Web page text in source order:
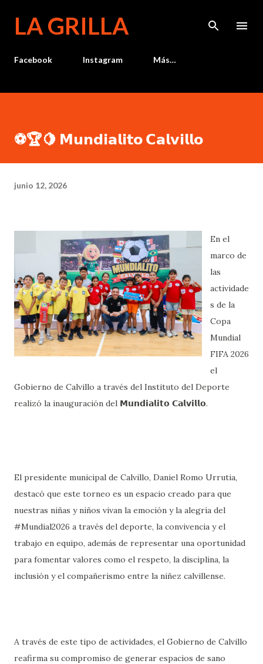
LA GRILLA
Facebook Instagram Más…
⚽🏆🍋 𝗠𝘂𝗻𝗱𝗶𝗮𝗹𝗶𝘁𝗼 𝗖𝗮𝗹𝘃𝗶𝗹𝗹𝗼
junio 12, 2026
En el
marco de
las
actividade
s de la
Copa
Mundial
FIFA 2026
el
Gobierno de Calvillo a través del Instituto del Deporte
realizó la inauguración del 𝗠𝘂𝗻𝗱𝗶𝗮𝗹𝗶𝘁𝗼 𝗖𝗮𝗹𝘃𝗶𝗹𝗹𝗼.
El presidente municipal de Calvillo, Daniel Romo Urrutia,
destacó que este torneo es un espacio creado para que
nuestras niñas y niños vivan la emoción y la alegría del
#Mundial2026 a través del deporte, la convivencia y el
trabajo en equipo, además de representar una oportunidad
para fomentar valores como el respeto, la disciplina, la
inclusión y el compañerismo entre la niñez calvillense.
A través de este tipo de actividades, el Gobierno de Calvillo
reafirma su compromiso de generar espacios de sano